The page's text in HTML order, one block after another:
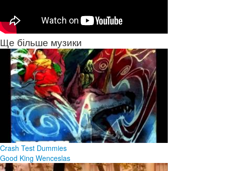
Ще більше музики
Crash Test Dummies
Good King Wenceslas